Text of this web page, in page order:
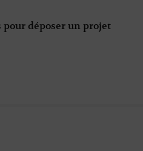
pour déposer un projet